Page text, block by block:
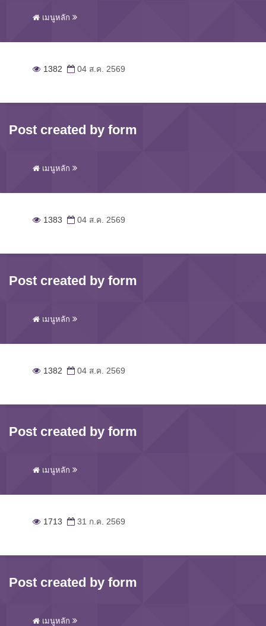
เมนูหลัก
1382 04 ส.ค. 2569
Post created by form
เมนูหลัก
1383 04 ส.ค. 2569
Post created by form
เมนูหลัก
1382 04 ส.ค. 2569
Post created by form
เมนูหลัก
1713 31 ก.ค. 2569
Post created by form
เมนูหลัก